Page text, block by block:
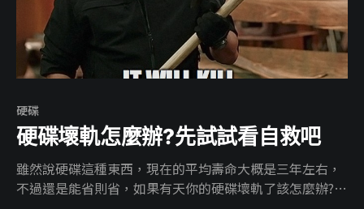
硬碟
硬碟壞軌怎麼辦?先試試看自救吧
雖然說硬碟這種東西，現在的平均壽命大概是三年左右，
不過還是能省則省，如果有天你的硬碟壞軌了該怎麼辦?如